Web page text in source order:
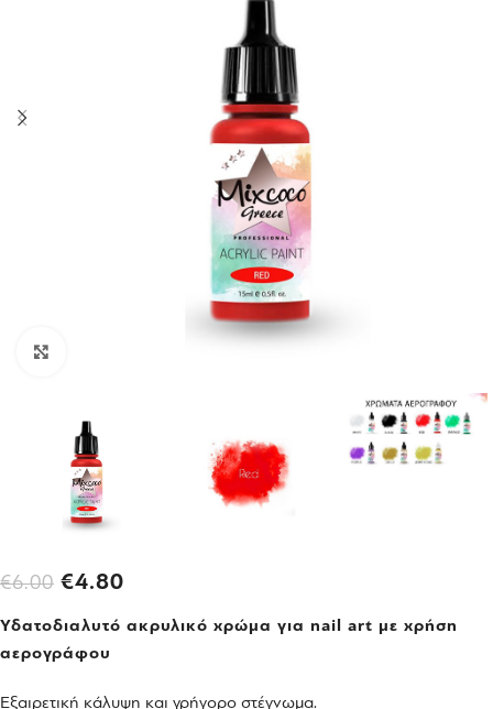
€6.00 €4.80
Υδατοδιαλυτό ακρυλικό χρώμα για nail art με χρήση
αερογράφου
Εξαιρετική κάλυψη και γρήγορο στέγνωμα.